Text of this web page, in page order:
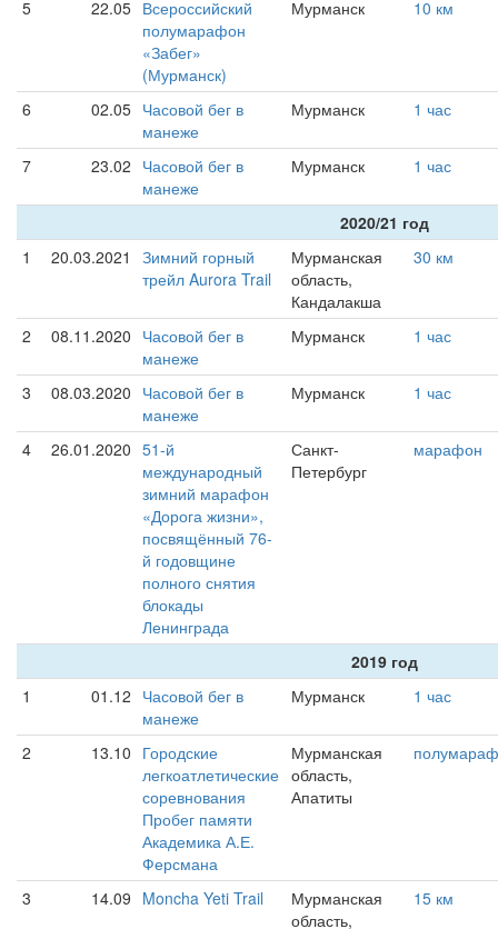
5 22.05 Всероссийский
полумарафон
«Забег»
(Мурманск)
Мурманск 10 км
6 02.05 Часовой бег в
манеже
Мурманск 1 час
7 23.02 Часовой бег в
манеже
Мурманск 1 час
2020/21 год
1
20.03.2021
Зимний горный
трейл Aurora Trail
Мурманская
область,
Кандалакша
30 км
2 08.11.2020 Часовой бег в
манеже
Мурманск 1 час
3 08.03.2020 Часовой бег в
манеже
Мурманск 1 час
4 26.01.2020 51-й
международный
зимний марафон
«Дорога жизни»,
посвящённый 76-
й годовщине
полного снятия
блокады
Ленинграда
Санкт-
Петербург
марафон
2019 год
1
01.12 Часовой бег в
манеже
Мурманск 1 час
2 13.10 Городские
легкоатлетические
соревнования
Пробег памяти
Академика А.Е.
Ферсмана
Мурманская
область,
Апатиты
3 14.09 Moncha Yeti Trail
Мурманская
область,
15 км